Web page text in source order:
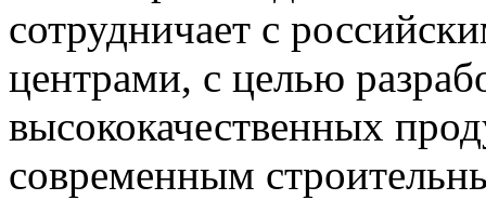
сотрудничает с
центрами, с целью
высококачественных
современным